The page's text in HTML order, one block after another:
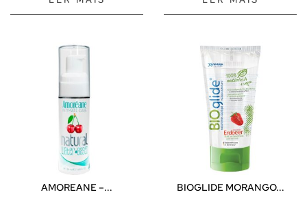
AMOREANE –... BIOGLIDE MORANGO...